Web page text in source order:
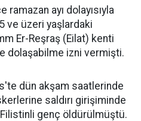
ramazan ayı dolayısıyla
ve üzeri yaşlardaki
Er-Reşraş (Eilat) kenti
dolaşabilme izni vermişti.
dün akşam saatlerinde
saldırı girişiminde
genç öldürülmüştü.